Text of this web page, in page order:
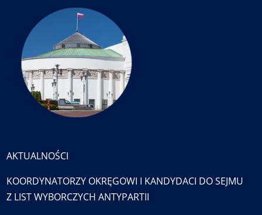
AKTUALNOŚCI
KOORDYNATORZY OKRĘGOWI I KANDYDACI DO SEJMU
Z LIST WYBORCZYCH ANTYPARTII